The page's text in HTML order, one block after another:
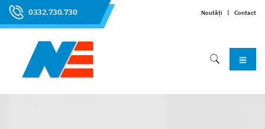
0332.730.730 Noutăți | Contact